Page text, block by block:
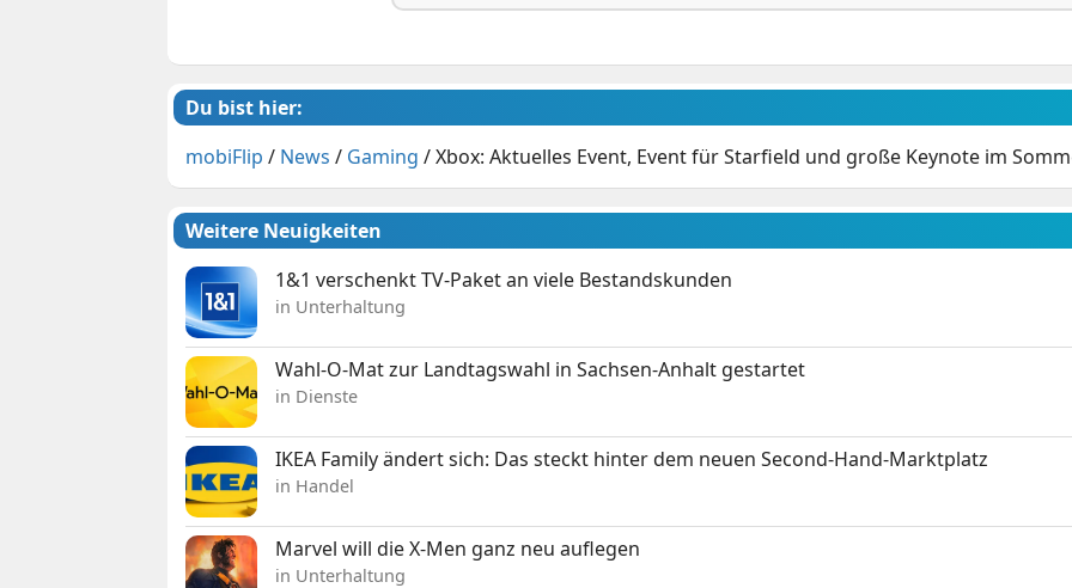
Du bist hier:
mobiFlip / News / Gaming /Xbox: Aktuelles Event, Event für Starfield und große Keynote im
Weitere Neuigkeiten
1&1 verschenkt TV-Paket an viele Bestandskunden
in Unterhaltung
Wahl-O-Mat zur Landtagswahl in Sachsen-Anhalt gestartet
in Dienste
IKEA Family ändert sich: Das steckt hinter dem neuen Second-Hand-Marktplatz
in Handel
Marvel will die X-Men ganz neu auflegen
in Unterhaltung